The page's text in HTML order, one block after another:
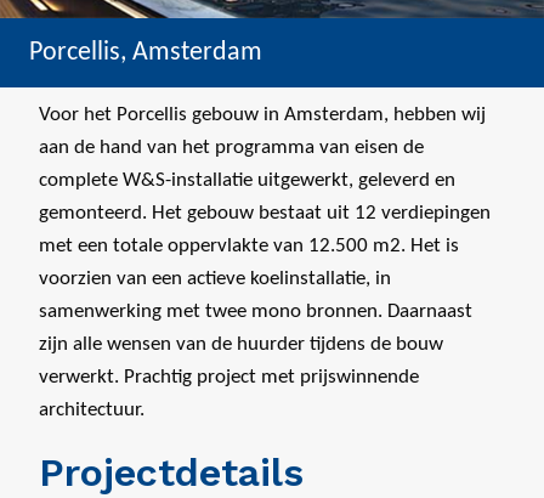
Porcellis, Amsterdam
Voor het Porcellis gebouw in Amsterdam, hebben wij
aan de hand van het programma van eisen de
complete W&S-installatie uitgewerkt, geleverd en
gemonteerd. Het gebouw bestaat uit 12 verdiepingen
met een totale oppervlakte van 12.500 m2. Het is
voorzien van een actieve koelinstallatie, in
samenwerking met twee mono bronnen. Daarnaast
zijn alle wensen van de huurder tijdens de bouw
verwerkt. Prachtig project met prijswinnende
architectuur.
Projectdetails